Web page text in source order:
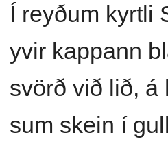
Í reyðum kyrtli
yvir kappann
svörð við lið, á
sum skein í